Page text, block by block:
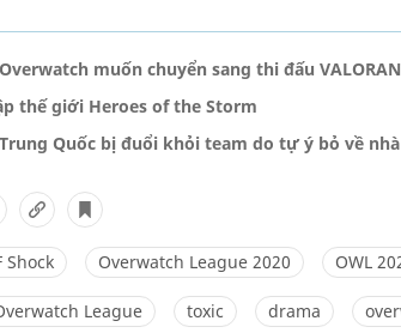
muốn chuyển sang thi đấu
thế giới Heroes of the Storm
Quốc bị đuổi khỏi team do tự ý bỏ về
Shock Overwatch League 2020 OWL
League toxic drama